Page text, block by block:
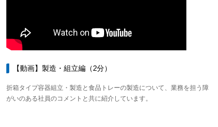
【動画】製造・組立編（2分）
折箱タイプ容器組立・製造と食品トレーの製造について、業務を担う障
がいのある社員のコメントと共に紹介しています。